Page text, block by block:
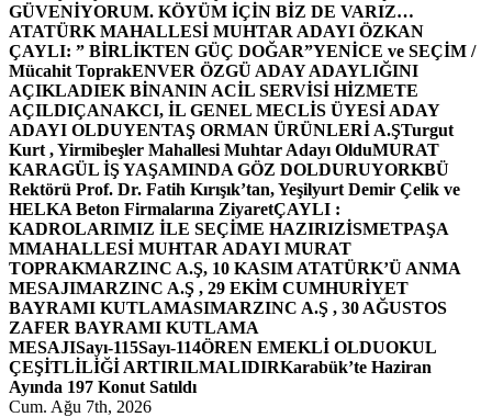
GÜVENİYORUM. KÖYÜM İÇİN BİZ DE VARIZ…
ATATÜRK MAHALLESİ MUHTAR ADAYI ÖZKAN
ÇAYLI: ” BİRLİKTEN GÜÇ DOĞAR”YENİCE ve SEÇİM /
Mücahit ToprakENVER ÖZGÜ ADAY ADAYLIĞINI
AÇIKLADIEK BİNANIN ACİL SERVİSİ HİZMETE
AÇILDIÇANAKCI, İL GENEL MECLİS ÜYESİ ADAY
ADAYI OLDUYENTAŞ ORMAN ÜRÜNLERİ A.ŞTurgut
Kurt , Yirmibeşler Mahallesi Muhtar Adayı OlduMURAT
KARAGÜL İŞ YAŞAMINDA GÖZ DOLDURUYORKBÜ
Rektörü Prof. Dr. Fatih Kırışık’tan, Yeşilyurt Demir Çelik ve
HELKA Beton Firmalarına ZiyaretÇAYLI :
KADROLARIMIZ İLE SEÇİME HAZIRIZİSMETPAŞA
MMAHALLESİ MUHTAR ADAYI MURAT
TOPRAKMARZINC A.Ş, 10 KASIM ATATÜRK’Ü ANMA
MESAJIMARZINC A.Ş , 29 EKİM CUMHURİYET
BAYRAMI KUTLAMASIMARZINC A.Ş , 30 AĞUSTOS
ZAFER BAYRAMI KUTLAMA
MESAJISayı-115Sayı-114ÖREN EMEKLİ OLDUOKUL
ÇEŞİTLİLİĞİ ARTIRILMALIDIRKarabük’te Haziran
Ayında 197 Konut Satıldı
Cum. Ağu 7th, 2026